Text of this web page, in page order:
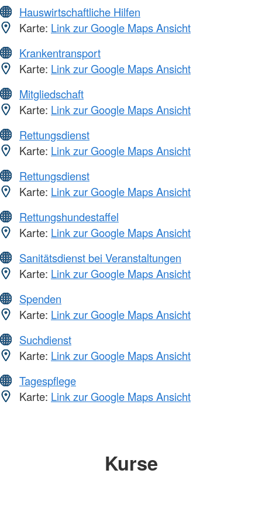
Hauswirtschaftliche Hilfen
Karte: Link zur Google Maps Ansicht
Krankentransport
Karte: Link zur Google Maps Ansicht
Mitgliedschaft
Karte: Link zur Google Maps Ansicht
Rettungsdienst
Karte: Link zur Google Maps Ansicht
Rettungsdienst
Karte: Link zur Google Maps Ansicht
Rettungshundestaffel
Karte: Link zur Google Maps Ansicht
Sanitätsdienst bei Veranstaltungen
Karte: Link zur Google Maps Ansicht
Spenden
Karte: Link zur Google Maps Ansicht
Suchdienst
Karte: Link zur Google Maps Ansicht
Tagespflege
Karte: Link zur Google Maps Ansicht
Kurse